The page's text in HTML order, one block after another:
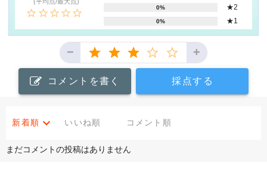
0% ★2
0% ★1
− +
コメントを書く 採点する
新着順 いいね順 コメント順
まだコメントの投稿はありません